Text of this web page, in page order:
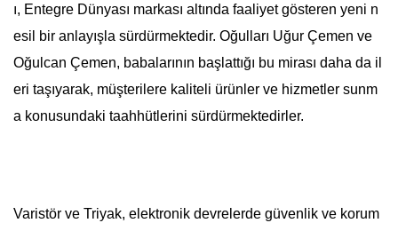
ı, Entegre Dünyası markası altında faaliyet gösteren yeni n
esil bir anlayışla sürdürmektedir. Oğulları Uğur Çemen ve
Oğulcan Çemen, babalarının başlattığı bu mirası daha da il
eri taşıyarak, müşterilere kaliteli ürünler ve hizmetler sunm
a konusundaki taahhütlerini sürdürmektedirler.
Varistör ve Triyak, elektronik devrelerde güvenlik ve korum